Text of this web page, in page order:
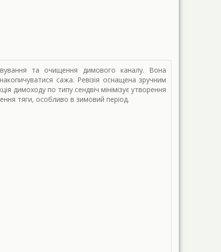
та очищення димового каналу. Вона
сажа. Ревізія оснащена зручним
димоходу по типу сендвіч мінімізує утворення
тяги, особливо в зимовий період.